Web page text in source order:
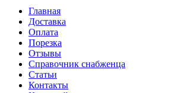
Главная
Доставка
Оплата
Порезка
Отзывы
Справочник снабженца
Статьи
Контакты